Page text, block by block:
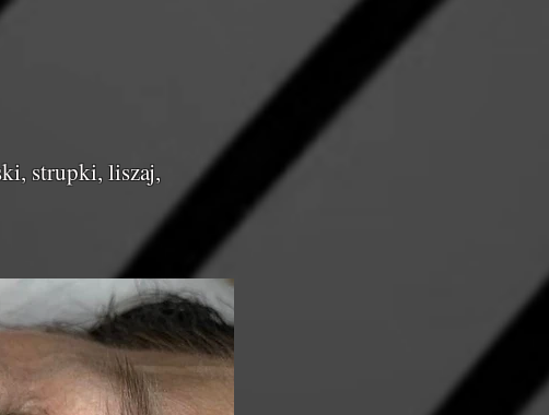
strupki, liszaj,